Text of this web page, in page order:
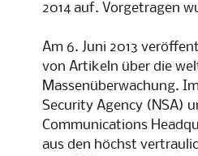
2014 auf. Vorgetragen
Am 6. Juni 2013
von Artikeln über die
Massenüberwachung.
Security Agency (NSA)
Communications
aus den höchst